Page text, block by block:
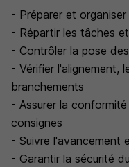
- Préparer et
- Répartir les tâches
- Contrôler la pose
- Vérifier l'alignement,
branchements
- Assurer la
consignes
- Suivre l'avancement
- Garantir la sécurité